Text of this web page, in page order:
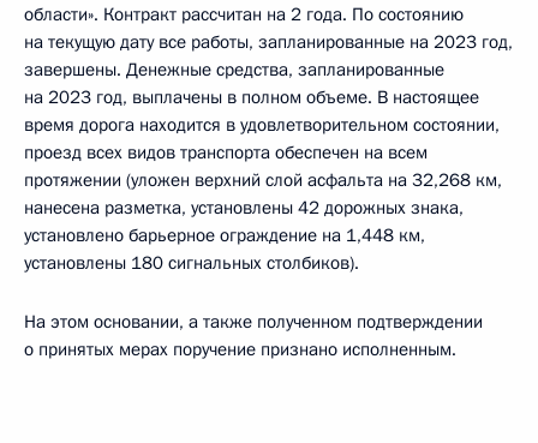
области». Контракт рассчитан на 2 года. По состоянию
на текущую дату все работы, запланированные на 2023 год,
завершены. Денежные средства, запланированные
на 2023 год, выплачены в полном объеме. В настоящее
время дорога находится в удовлетворительном состоянии,
проезд всех видов транспорта обеспечен на всем
протяжении (уложен верхний слой асфальта на 32,268 км,
нанесена разметка, установлены 42 дорожных знака,
установлено барьерное ограждение на 1,448 км,
установлены 180 сигнальных столбиков).
На этом основании, а также полученном подтверждении
о принятых мерах поручение признано исполненным.